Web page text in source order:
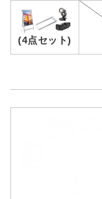
(4点セット)